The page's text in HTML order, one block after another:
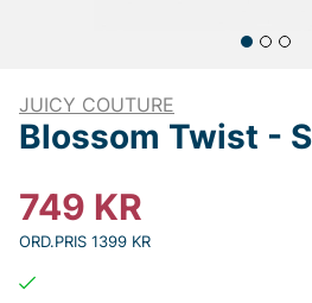
JUICY COUTURE
Blossom Twist -
749 KR
ORD.PRIS 1399 KR